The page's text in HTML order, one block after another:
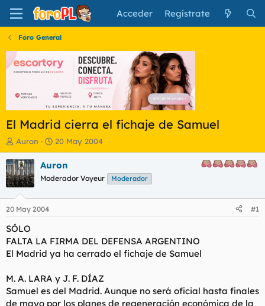
Acceder Regístrate
Foro General
El Madrid cierra el fichaje de Samuel
I
n
i
c
i
a
d
o
r
d
e
l
e
m
a
Auron
F
e
c
a
i
i
c
i
20 May 2004
Auron
Moderador Voyeur Moderador
20 May 2004 #1
SÓLO
FALTA LA FIRMA DEL DEFENSA ARGENTINO
El Madrid ya ha cerrado el fichaje de Samuel
M. A. LARA y J. F. DÍAZ
Samuel es del Madrid. Aunque no será oficial hasta finales
de mayo por los planes de regeneración económica de la